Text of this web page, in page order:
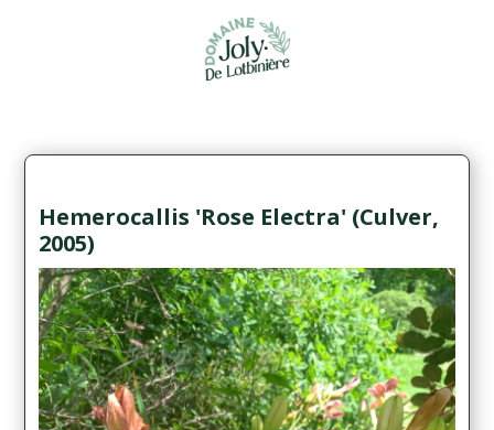
Hemerocallis 'Rose Electra' (Culver,
2005)